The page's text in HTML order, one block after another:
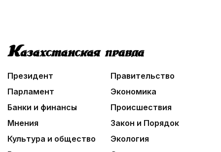
Взгляд со стороны
Президент
Правительство
Парламент
Экономика
Банки и финансы
Происшествия
Мнения
Закон и Порядок
Культура и общество
Экология